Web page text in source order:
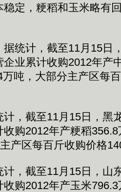
定，粳稻和玉米略有
计，截至11月15日
业累计收购2012年产
吨，大部分主产区每
截至11月15日，黑
收购2012年产粳稻
产区每百斤收购价格
截至11月15日，山
收购2012年产玉米